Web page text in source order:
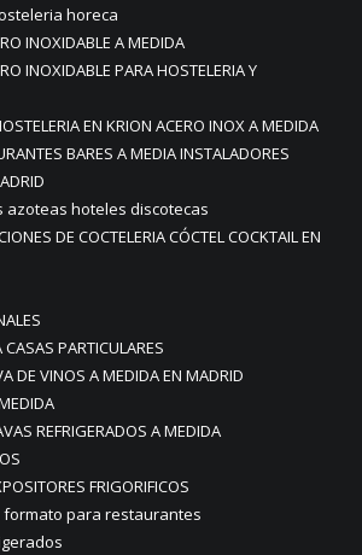
horeca
INOXIDABLE A MEDIDA
INOXIDABLE PARA HOSTELERIA Y
EN KRION ACERO INOX A MEDIDA
BARES A MEDIA INSTALADORES
hoteles discotecas
DE COCTELERIA CÓCTEL COCKTAIL EN
PARTICULARES
DE VINOS A MEDIDA EN MADRID
REFRIGERADOS A MEDIDA
FRIGORIFICOS
para restaurantes